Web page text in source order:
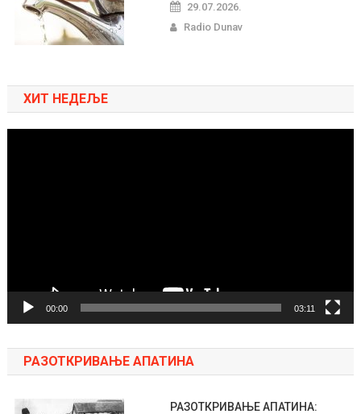
29.07.2026.
Radio Dunav
ХИТ НЕДЕЉЕ
00:00 03:11
РАЗОТКРИВАЊЕ АПАТИНА
РАЗОТКРИВАЊЕ АПАТИНА: